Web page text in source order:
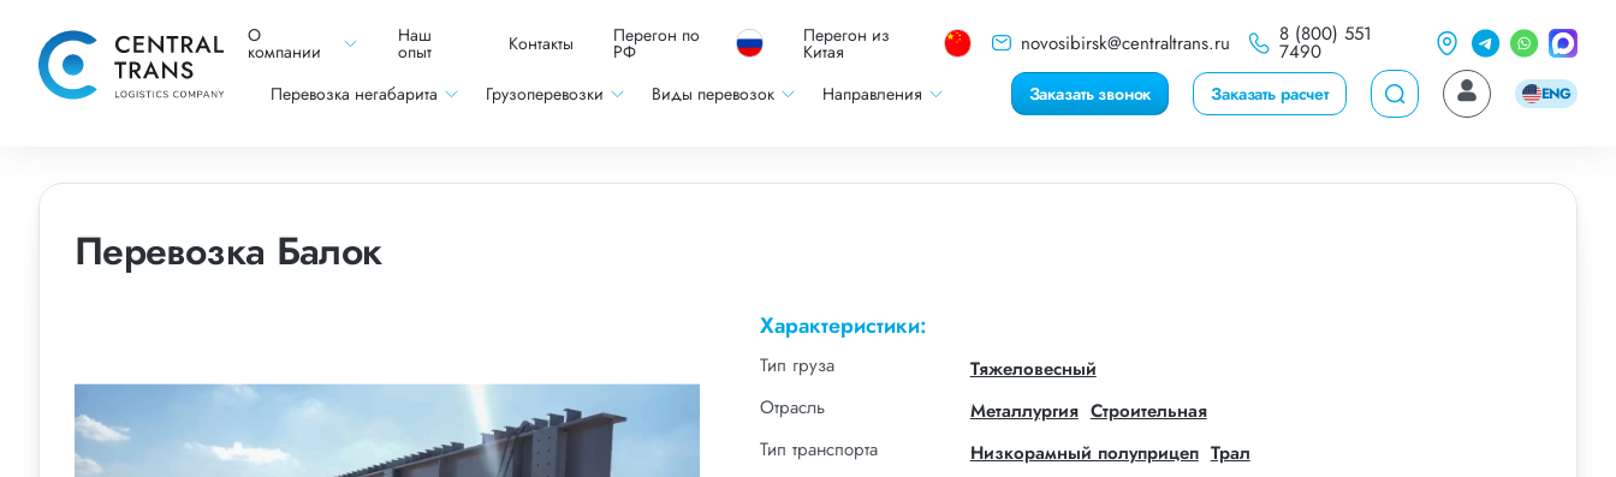
О
компании
Наш
опыт Контакты Перегон по
РФ
Перегон из
Китая novosibirsk@centraltrans.ru 8 (800) 551
7490
Перевозка негабарита Грузоперевозки Виды перевозок Направления Заказать звонок Заказать расчет ENG
Перевозка Балок
Характеристики:
Тип груза
Тяжеловесный
Отрасль
Металлургия Строительная
Тип транспорта
Низкорамный полуприцеп Трал